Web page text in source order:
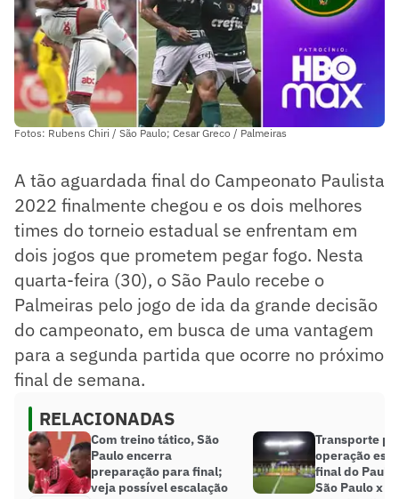
Fotos: Rubens Chiri / São Paulo; Cesar Greco / Palmeiras
A tão aguardada final do Campeonato Paulista
2022 finalmente chegou e os dois melhores
times do torneio estadual se enfrentam em
dois jogos que prometem pegar fogo. Nesta
quarta-feira (30), o São Paulo recebe o
Palmeiras pelo jogo de ida da grande decisão
do campeonato, em busca de uma vantagem
para a segunda partida que ocorre no próximo
final de semana.
RELACIONADAS
Com treino tático, São
Paulo encerra
preparação para final;
veja possível escalação
Transporte
operação
final do
São Paulo x